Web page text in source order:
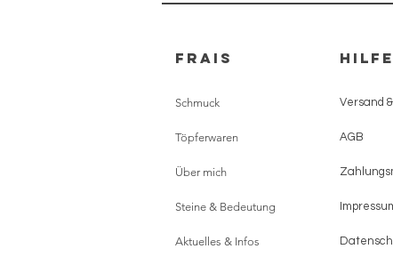
FRAIS
Schmuck
Töpferwaren
Über mich
Steine & Bedeutung
Aktuelles & Infos
HILFE
Versand
AGB